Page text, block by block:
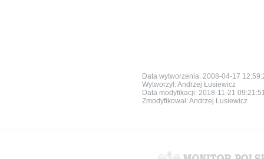
Data wytworzenia: 2008-04-17
Wytworzył: Andrzej Łusiewicz
Data modyfikacji: 2018-11-21
Zmodyfikował: Andrzej Łusiewicz